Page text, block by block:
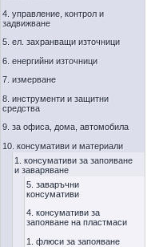
4. управление, контрол и
задвижване
5. ел. захранващи източници
6. енергийни източници
7. измерване
8. инструменти и защитни
средства
9. за офиса, дома, автомобила
10. консумативи и материали
1. консумативи за запояване
и заваряване
5. заваръчни
консумативи
4. консумативи за
запояване на пластмаси
1. флюси за запояване